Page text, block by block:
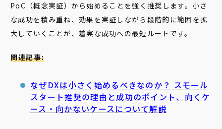
PoC（概念実証）から始めることを強く推奨します。小さ
な成功を積み重ね、効果を実証しながら段階的に範囲を拡
大していくことが、着実な成功への最短ルートです。
関連記事:
なぜDXは小さく始めるべきなのか？ スモール
スタート推奨の理由と成功のポイント、向くケ
ース・向かないケースについて解説